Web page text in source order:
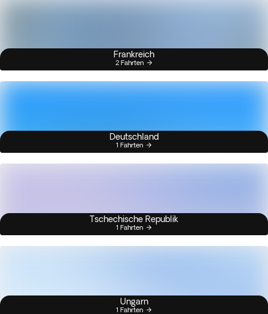
Frankreich
2 Fahrten
Deutschland
1 Fahrten
Tschechische Republik
1 Fahrten
Ungarn
1 Fahrten